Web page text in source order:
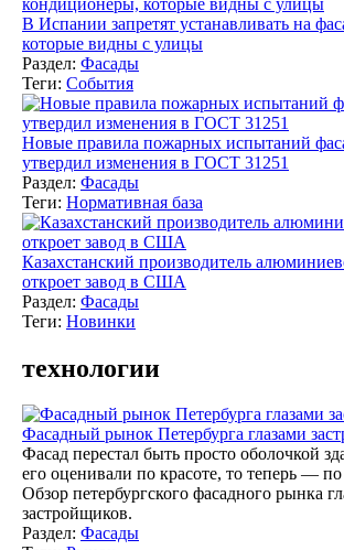
В Испании запретят устанавливать на
которые видны с улицы
Раздел: Фасады
Теги: События
Новые правила пожарных испытаний
утвердил изменения в ГОСТ 31251
Раздел: Фасады
Теги: Нормативная база
Казахстанский производитель
откроет завод в США
Раздел: Фасады
Теги: Новинки
технологии
Фасадный рынок Петербурга глазами
Фасад перестал быть просто оболочкой
его оценивали по красоте, то теперь —
Обзор петербургского фасадного рынка
застройщиков.
Раздел: Фасады